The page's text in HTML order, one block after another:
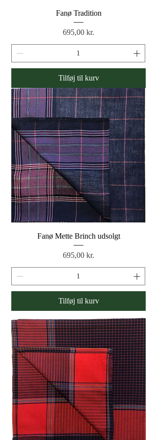
Fanø Tradition
Pris
695,00 kr.
Tilføj til kurv
Fanø Mette Brinch udsolgt
Pris
695,00 kr.
Tilføj til kurv